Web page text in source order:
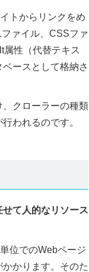
トからリンクをめ
ァイル、CSSファ
性（代替テキス
ースとして格納さ
クローラーの種類
われるのです。
て人的なリソース
位でのWebページ
かります。そのた